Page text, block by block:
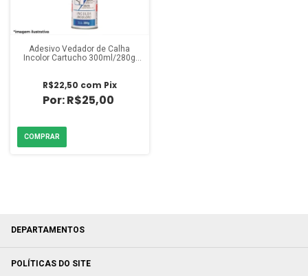
Adesivo Vedador de Calha
Incolor Cartucho 300ml/280g
R$25,00
R$22,50 com Pix
DEPARTAMENTOS
POLÍTICAS DO SITE